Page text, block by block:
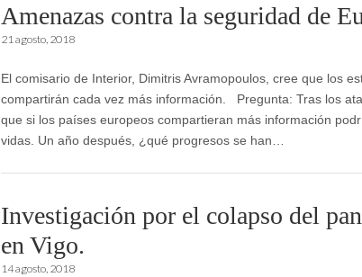
Amenazas contra la seguridad de
21 agosto, 2018
El comisario de Interior, Dimitris Avramopoulos, cree que los
compartirán cada vez más información. Pregunta: Tras los
que si los países europeos compartieran más información
vidas. Un año después, ¿qué progresos se han…
Investigación por el colapso del
en Vigo.
14 agosto, 2018